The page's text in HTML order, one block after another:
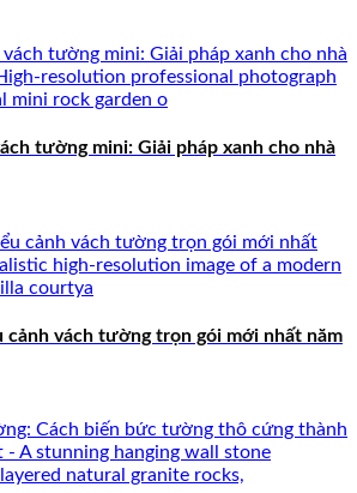
tường mini: Giải pháp xanh cho nhà
cảnh vách tường trọn gói mới nhất năm